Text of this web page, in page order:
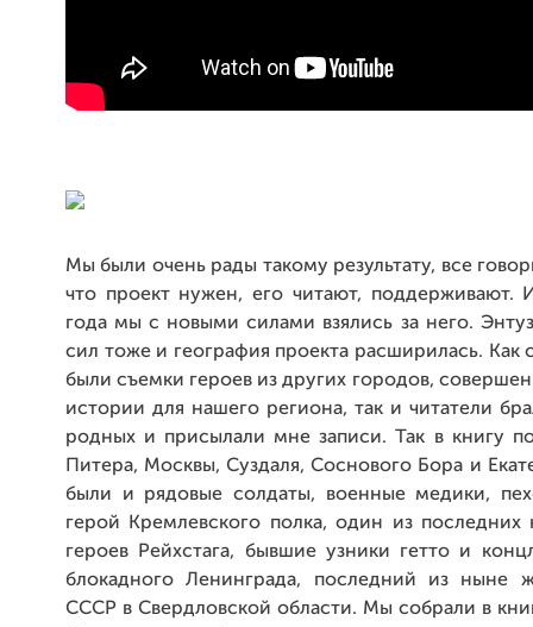
Мы были очень рады такому результату, все
что проект нужен, его читают, поддерживают.
года мы с новыми силами взялись за него.
сил тоже и география проекта расширилась. Как
были съемки героев из других городов,
истории для нашего региона, так и читатели
родных и присылали мне записи. Так в книгу
Питера, Москвы, Суздаля, Соснового Бора и
были и рядовые солдаты, военные медики,
герой Кремлевского полка, один из
героев Рейхстага, бывшие узники гетто и
блокадного Ленинграда, последний из ныне
СССР в Свердловской области. Мы собрали в